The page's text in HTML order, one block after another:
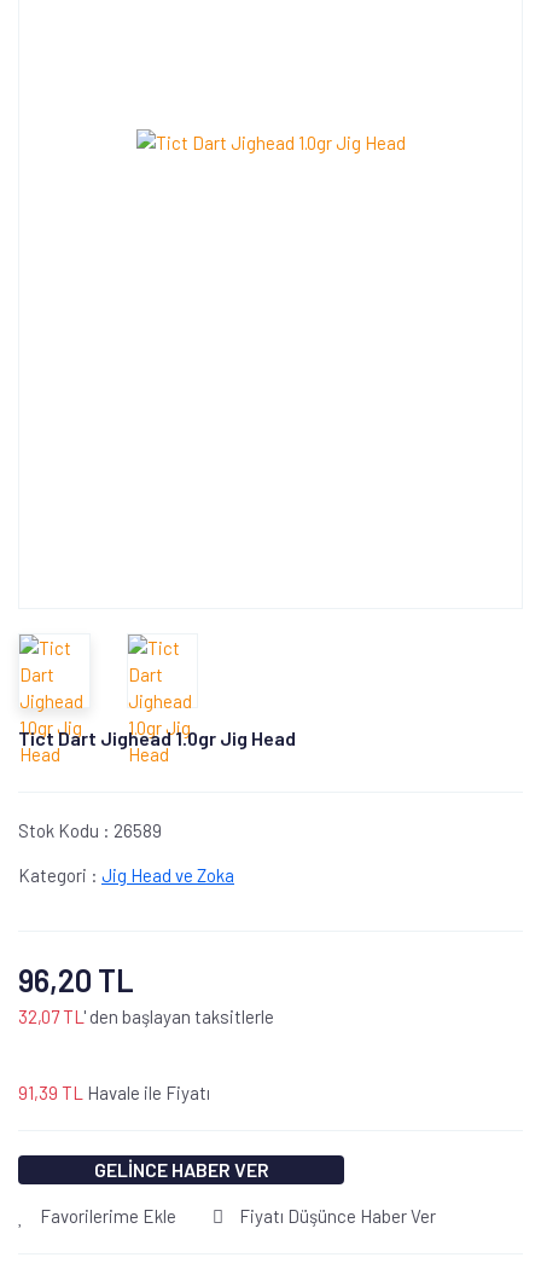
Tict Dart Jighead 1.0gr Jig Head
Stok Kodu : 26589
Kategori : Jig Head ve Zoka
96,20 TL
32,07 TL ' den başlayan taksitlerle
91,39 TL Havale ile Fiyatı
GELİNCE HABER VER
Favorilerime Ekle Fiyatı Düşünce Haber Ver